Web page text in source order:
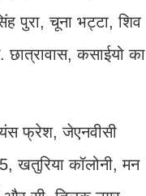
पुरा, चूना भट्टा, शिव
कसाईयो का
फ्रेश, जेएनवीसी
खतुरिया कॉलोनी, मन